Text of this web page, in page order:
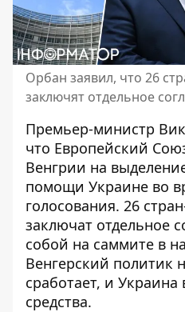
Орбан заявил, что 26
заключят отдельное
Премьер-министр
что Европейский
Венгрии на
помощи Украине во
голосования. 26
заключат отдельное
собой на саммите в
Венгерский политик
сработает, и Украина
средства.